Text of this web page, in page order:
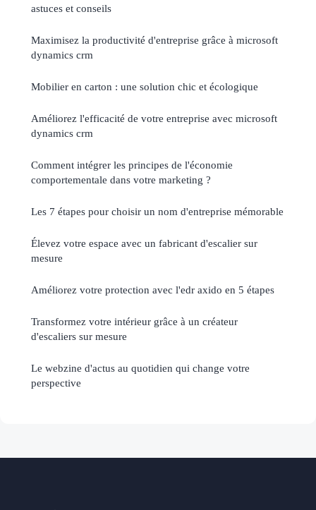
astuces et conseils
Maximisez la productivité d'entreprise grâce à microsoft
dynamics crm
Mobilier en carton : une solution chic et écologique
Améliorez l'efficacité de votre entreprise avec microsoft
dynamics crm
Comment intégrer les principes de l'économie
comportementale dans votre marketing ?
Les 7 étapes pour choisir un nom d'entreprise mémorable
Élevez votre espace avec un fabricant d'escalier sur
mesure
Améliorez votre protection avec l'edr axido en 5 étapes
Transformez votre intérieur grâce à un créateur
d'escaliers sur mesure
Le webzine d'actus au quotidien qui change votre
perspective